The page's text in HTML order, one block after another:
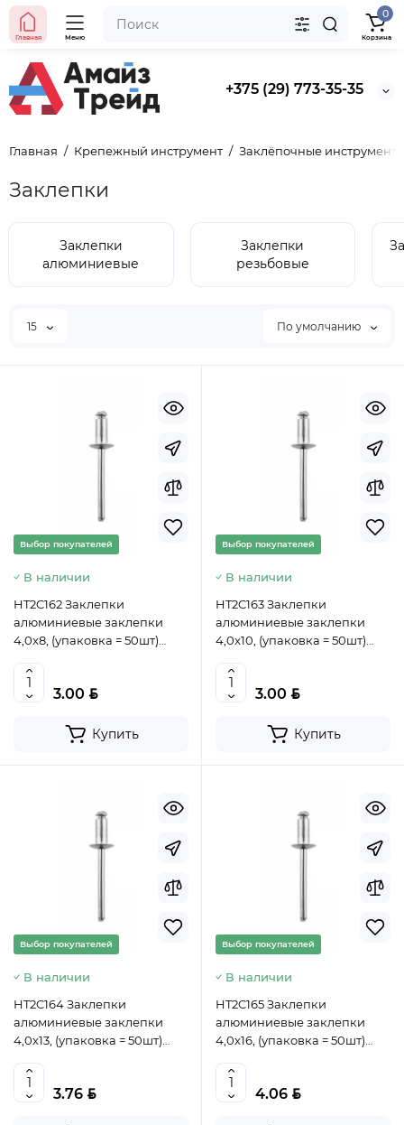
+375 (29) 773-35-35
Главная Меню
0
Корзина
Главная Крепежный инструмент Заклёпочные
Заклепки
Заклепки
алюминиевые
Заклепки
резьбовые
15 По умолчанию
Выбор покупателей
В наличии
HT2C162 Заклепки
алюминиевые заклепки
4,0x8, (упаковка = 50шт)
(CN)
3.00 BYN
Купить
Выбор покупателей
В наличии
HT2C163 Заклепки
алюминиевые заклепки
4,0x10, (упаковка = 50шт)
(CN)
3.00 BYN
Купить
Выбор покупателей
В наличии
HT2C164 Заклепки
алюминиевые заклепки
4,0x13, (упаковка = 50шт)
(CN)
3.76 BYN
Выбор покупателей
В наличии
HT2C165 Заклепки
алюминиевые заклепки
4,0x16, (упаковка = 50шт)
(CN)
4.06 BYN